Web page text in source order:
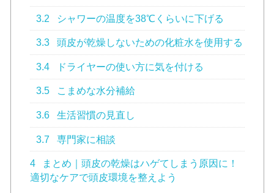
3.2 シャワーの温度を38℃くらいに下げる
3.3 頭皮が乾燥しないための化粧水を使用する
3.4 ドライヤーの使い方に気を付ける
3.5 こまめな水分補給
3.6 生活習慣の見直し
3.7 専門家に相談
4
まとめ｜頭皮の乾燥はハゲてしまう原因に！
適切なケアで頭皮環境を整えよう